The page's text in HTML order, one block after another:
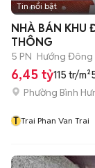
Tin nổi bật
NHÀ BÁN KHU
THÔNG
5 PN Hướng Đông
6,45 tỷ115 tr/m²
Phường Bình
T Trai Phan Van Trai